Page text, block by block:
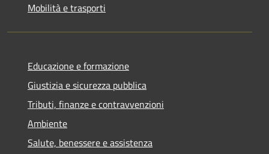
Mobilità e trasporti
Educazione e formazione
Giustizia e sicurezza pubblica
Tributi, finanze e contravvenzioni
Ambiente
Salute, benessere e assistenza